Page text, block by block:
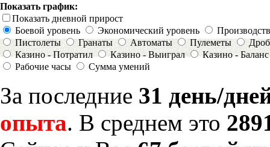
Показать график:
Показать дневной прирост
Боевой уровень
Экономический уровень
Пистолеты
Гранаты Автоматы Пулеметы
Казино - Потратил
Казино - Выиграл
Казино - Баланс
Рабочие часы
Сумма умений
За последние 31 день/
опыта. В среднем это